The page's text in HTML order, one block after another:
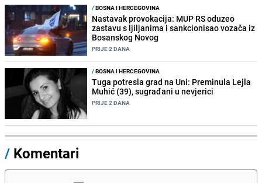
/BOSNA I HERCEGOVINA
Nastavak provokacija: MUP RS oduzeo
zastavu s ljiljanima i sankcionisao vozača iz
Bosanskog Novog
PRIJE 2 DANA
/BOSNA I HERCEGOVINA
Tuga potresla grad na Uni: Preminula Lejla
Muhić (39), sugrađani u nevjerici
PRIJE 2 DANA
/ Komentari